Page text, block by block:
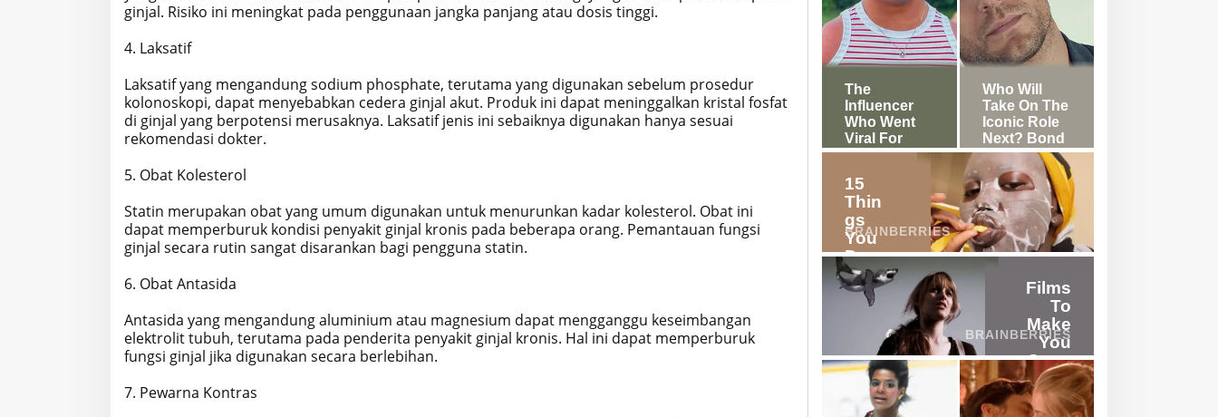
ginjal. Risiko ini meningkat pada penggunaan jangka panjang atau dosis tinggi.
4. Laksatif
Laksatif yang mengandung sodium phosphate, terutama yang digunakan sebelum prosedur
kolonoskopi, dapat menyebabkan cedera ginjal akut. Produk ini dapat meninggalkan kristal fosfat
di ginjal yang berpotensi merusaknya. Laksatif jenis ini sebaiknya digunakan hanya sesuai
rekomendasi dokter.
5. Obat Kolesterol
Statin merupakan obat yang umum digunakan untuk menurunkan kadar kolesterol. Obat ini
dapat memperburuk kondisi penyakit ginjal kronis pada beberapa orang. Pemantauan fungsi
ginjal secara rutin sangat disarankan bagi pengguna statin.
6. Obat Antasida
Antasida yang mengandung aluminium atau magnesium dapat mengganggu keseimbangan
elektrolit tubuh, terutama pada penderita penyakit ginjal kronis. Hal ini dapat memperburuk
fungsi ginjal jika digunakan secara berlebihan.
7. Pewarna Kontras